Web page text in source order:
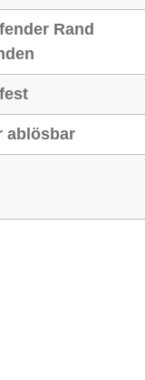
Rand
ablösbar